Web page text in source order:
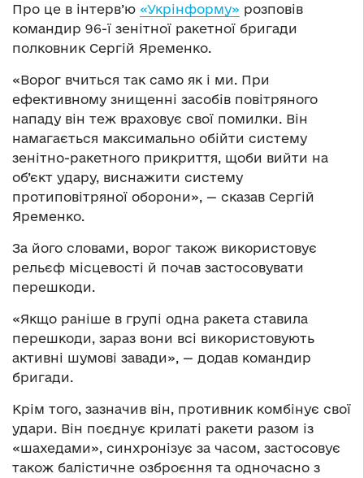
Про це в інтерв’ю «Укрінформу» розповів
командир 96-ї зенітної ракетної бригади
полковник Сергій Яременко.
«Ворог вчиться так само як і ми. При
ефективному знищенні засобів повітряного
нападу він теж враховує свої помилки. Він
намагається максимально обійти систему
зенітно-ракетного прикриття, щоби вийти на
об’єкт удару, виснажити систему
протиповітряної оборони», — сказав Сергій
Яременко.
За його словами, ворог також використовує
рельєф місцевості й почав застосовувати
перешкоди.
«Якщо раніше в групі одна ракета ставила
перешкоди, зараз вони всі використовують
активні шумові завади», — додав командир
бригади.
Крім того, зазначив він, противник комбінує свої
удари. Він поєднує крилаті ракети разом із
«шахедами», синхронізує за часом, застосовує
також балістичне озброєння та одночасно з